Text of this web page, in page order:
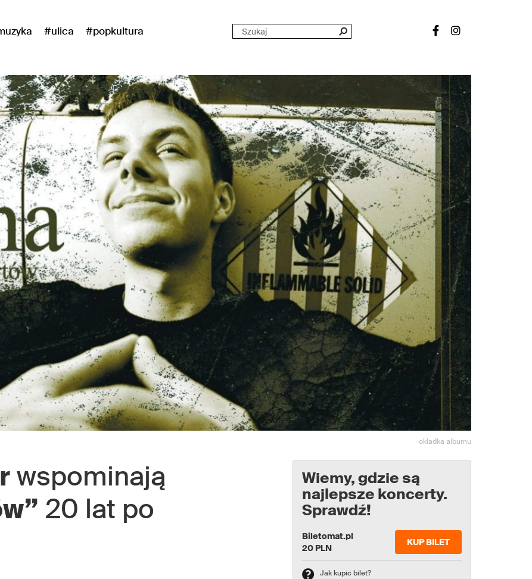
#ulica
#popkultura
okładka albumu
wspominają
20 lat po
Wiemy, gdzie są
najlepsze koncerty.
Sprawdź!
Biletomat.pl
20 PLN
KUP BILET
Jak kupić bilet?